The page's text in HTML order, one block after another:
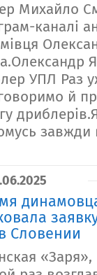
Михайло
каналі
УПЛ Раз
й
Словении